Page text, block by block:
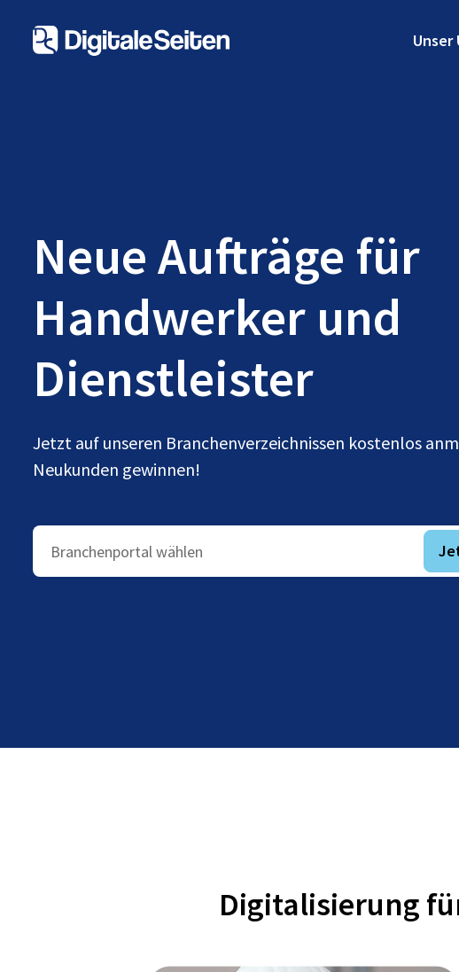
Unser
Neue Aufträge für
Handwerker und
Dienstleister
Jetzt auf unseren Branchenverzeichnissen kostenlos
Neukunden gewinnen!
Branchenportal wählen
Digitalisierung